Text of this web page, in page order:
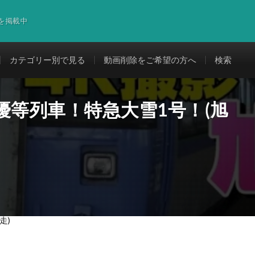
掲載中
カテゴリー別で見る 動画削除をご希望の方へ 検索
等列車！特急大雪1号！(旭
)